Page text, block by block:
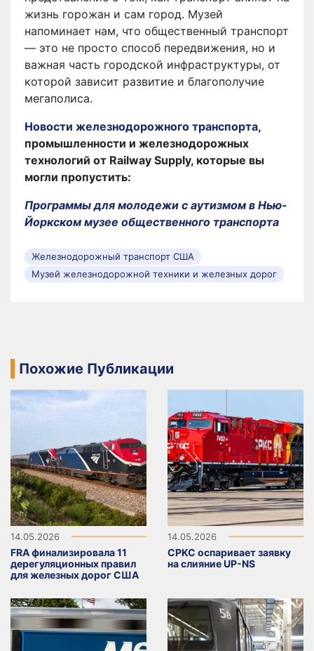
жизнь горожан и сам город. Музей
напоминает нам, что общественный транспорт
— это не просто способ передвижения, но и
важная часть городской инфраструктуры, от
которой зависит развитие и благополучие
мегаполиса.
Новости железнодорожного транспорта,
промышленности и железнодорожных
технологий от Railway Supply, которые вы
могли пропустить:
Программы для молодежи с аутизмом в Нью-
Йоркском музее общественного транспорта
Железнодорожный транспорт США
Музей железнодорожной техники и железных дорог
Похожие Публикации
14.05.2026
FRA финализировала 11
дерегуляционных правил
для железных дорог США
14.05.2026
CPKC оспаривает заявку
на слияние UP-NS